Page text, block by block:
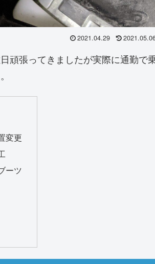
2021.04.29
頑張ってきましたが実際に通勤で
変更
ーツ